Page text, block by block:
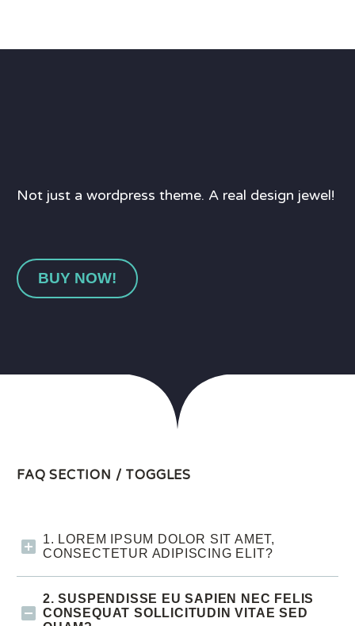
Not just a wordpress theme. A real design jewel!
BUY NOW!
FAQ SECTION / TOGGLES
1. LOREM IPSUM DOLOR SIT AMET,
CONSECTETUR ADIPISCING ELIT?
2. SUSPENDISSE EU SAPIEN NEC FELIS
CONSEQUAT SOLLICITUDIN VITAE SED